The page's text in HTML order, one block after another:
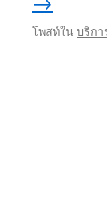
โพสท์ในบริกา